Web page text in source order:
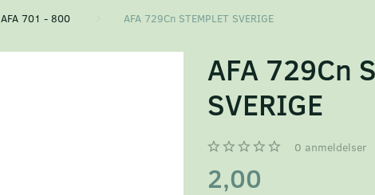
AFA 701 - 800 AFA 729Cn STEMPLET SVERIGE
AFA 729Cn
SVERIGE
0 anmeldelser
2,00